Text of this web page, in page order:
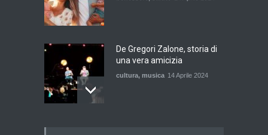
De Gregori Zalone, storia di
una vera amicizia
cultura, musica 14 Aprile 2024